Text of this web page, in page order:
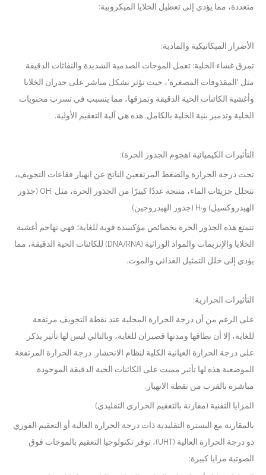
متعددة، مما يؤدي إلى تعطيل الخلايا الميكروبية:
الأضرار الميكانيكية والمادية:
تمزق غشاء الخلية: تعمل الموجات الصدمية الشديدة والنفاثات الدقيقة
مثل 'المقذوفات المصغرة'، حيث تؤثر بشكل مباشر على جدران الخلايا
وأغشية الكائنات الحية الدقيقة وتمزقها، مما يتسبب في تسرب محتويات
الخلية وتدمير بنية الخلية بالكامل. هذه هي آلية التعقيم الأولية.
التأثيرات الكيميائية (هجوم الجذور الحرة):
تحت درجة الحرارة والضغط المرتفعين الناتج عن انهيار فقاعات التجويف،
تتحلل جزيئات الماء، منتجة عددًا كبيرًا من الجذور الحرة، مثل ·OH (جذور
الهيدروكسيل) و·H (جذور الهيدروجين).
تتمتع هذه الجذور الحرة بخصائص مؤكسدة قوية للغاية؛ فهي تهاجم أغشية
الخلايا والإنزيمات والمواد الوراثية (DNA/RNA) للكائنات الحية الدقيقة، مما
يؤدي إلى خلل التمثيل الغذائي والموت.
التأثيرات الحرارية:
على الرغم من أن درجة الحرارة المحلية عند نقطة التجويف مرتفعة
للغاية، إلا أن نطاقها ومدتها قصيران للغاية، وبالتالي ليس لها تأثير يذكر
على درجة الحرارة العيانية الكلية لنظام الانحشار. درجة الحرارة المرتفعة
الموضعية هذه لها تأثير مميت على الكائنات الحية الدقيقة الموجودة
مباشرة بالقرب من نقطة الانهيار.
المزايا التقنية (مقارنة بالتعقيم الحراري التقليدي)
بالمقارنة مع البسترة التقليدية ذات درجة الحرارة العالية أو التعقيم الفوري
ذو درجة الحرارة العالية (UHT)، توفر تكنولوجيا التعقيم بالموجات فوق
الصوتية مزايا كبيرة: